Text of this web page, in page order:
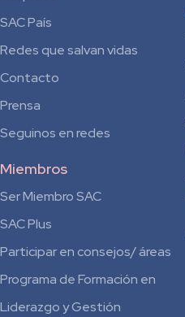
SAC País
Redes que salvan vidas
Contacto
Prensa
Seguinos en redes
Miembros
Ser Miembro SAC
SAC Plus
Participar en consejos/ áreas
Programa de Formación en
Liderazgo y Gestión